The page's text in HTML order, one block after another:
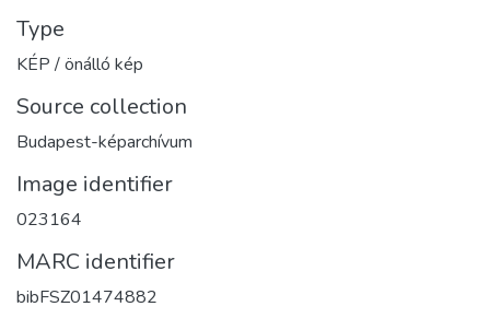
Type
KÉP / önálló kép
Source collection
Budapest-képarchívum
Image identifier
023164
MARC identifier
bibFSZ01474882